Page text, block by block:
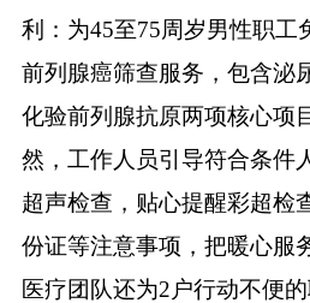
利：为45至75周岁男性职工
前列腺癌筛查服务，包含泌
化验前列腺抗原两项核心项
然，工作人员引导符合条件
超声检查，贴心提醒彩超检
份证等注意事项，把暖心服
医疗团队还为2户行动不便